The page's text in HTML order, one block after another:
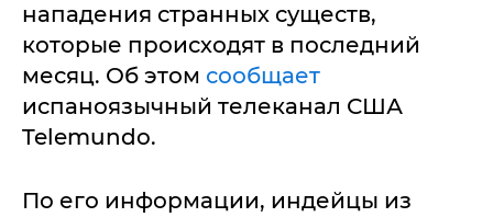
нападения странных существ,
которые происходят в последний
месяц. Об этом сообщает
испаноязычный телеканал США
Telemundo.
По его информации, индейцы из